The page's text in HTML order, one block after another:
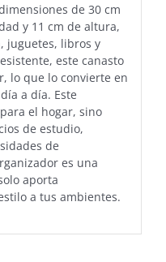
de 30 cm
y 11 cm de altura,
juguetes, libros y
este canasto
lo que lo convierte en
a día. Este
el hogar, sino
de estudio,
de
es una
aporta
a tus ambientes.